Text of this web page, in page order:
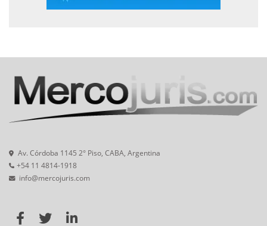
Av. Córdoba 1145 2° Piso, CABA, Argentina
+54 11 4814-1918
info@mercojuris.com